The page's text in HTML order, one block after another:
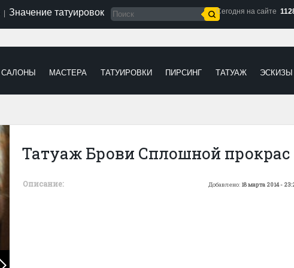
Значение татуировок Сегодня на сайте
САЛОНЫ МАСТЕРА ТАТУИРОВКИ ПИРСИНГ ТАТУАЖ ЭСКИЗЫ
Татуаж Брови Сплошной прокрас
Описание: Добавлено: 18 марта 2014 -